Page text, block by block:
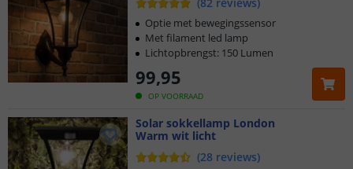
OP VOORRAAD
99,95
Optie met bewegingssensor
Met filament led lamp
Lichtopbrengst: 150 Lumen
Solar sokkellamp London
Warm wit licht
(28 reviews)